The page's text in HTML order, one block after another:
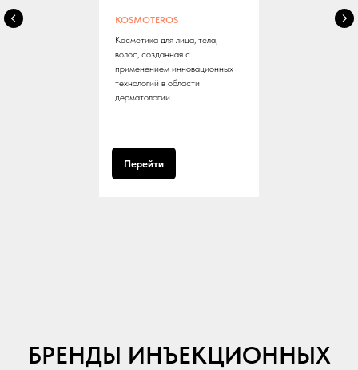
KOSMOTEROS
Косметика для лица, тела,
волос, созданная с
применением инновационных
технологий в области
дерматологии.
Перейти
БРЕНДЫ ИНЪЕКЦИОННЫХ